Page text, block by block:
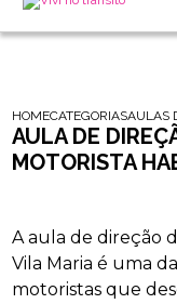
HOMECATEGORIASAULAS
AULA DE
MOTORISTA
A aula de direção
Vila Maria é uma
motoristas que